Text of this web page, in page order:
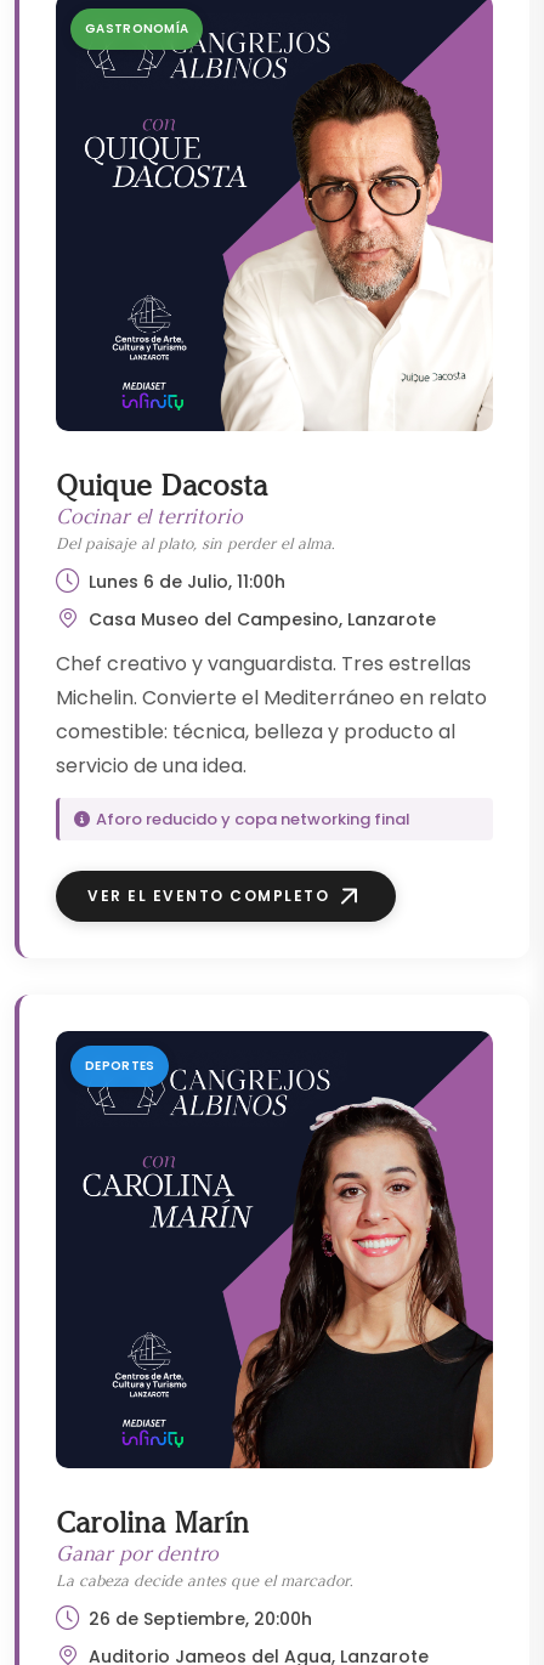
GASTRONOMÍA
Quique Dacosta
Cocinar el territorio
Del paisaje al plato, sin perder el alma.
Lunes 6 de Julio, 11:00h
Casa Museo del Campesino, Lanzarote
Chef creativo y vanguardista. Tres estrellas
Michelin. Convierte el Mediterráneo en relato
comestible: técnica, belleza y producto al
servicio de una idea.
Aforo reducido y copa networking final
VER EL EVENTO COMPLETO
DEPORTES
Carolina Marín
Ganar por dentro
La cabeza decide antes que el marcador.
26 de Septiembre, 20:00h
Auditorio Jameos del Agua, Lanzarote